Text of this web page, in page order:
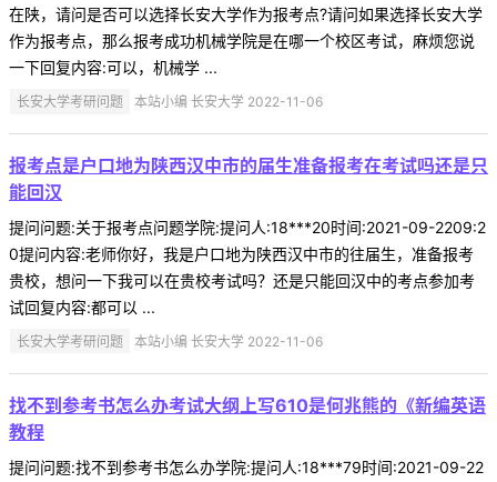
在陕，请问是否可以选择长安大学作为报考点?请问如果选择长安大学
作为报考点，那么报考成功机械学院是在哪一个校区考试，麻烦您说
一下回复内容:可以，机械学 ...
长安大学考研问题 本站小编 长安大学 2022-11-06
报考点是户口地为陕西汉中市的届生准备报考在考试吗还是只
能回汉
提问问题:关于报考点问题学院:提问人:18***20时间:2021-09-2209:2
0提问内容:老师你好，我是户口地为陕西汉中市的往届生，准备报考
贵校，想问一下我可以在贵校考试吗？还是只能回汉中的考点参加考
试回复内容:都可以 ...
长安大学考研问题 本站小编 长安大学 2022-11-06
找不到参考书怎么办考试大纲上写610是何兆熊的《新编英语
教程
提问问题:找不到参考书怎么办学院:提问人:18***79时间:2021-09-22